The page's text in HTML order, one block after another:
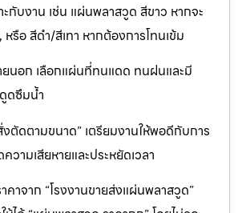
ะกับงาน เช่น แผ่นพลาสวูด สีขาว หากจะ
รือ สีดำ/สีเทา หากต้องการโทนเข้ม
ยนอก เลือกแผ่นที่ทนแดด ทนฝนและมี
ดซึมน้ำ
งตัดตามขนาด” เตรียมงานให้พอดีกับการ
วามเสียหายและประหยัดเวลา
คาจาก “โรงงานขายส่งแผ่นพลาสวูด”